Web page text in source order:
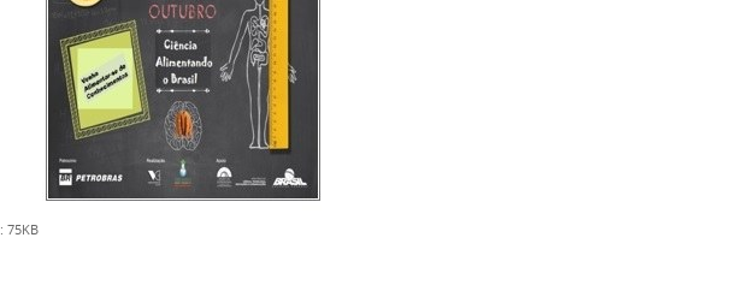
: 75KB